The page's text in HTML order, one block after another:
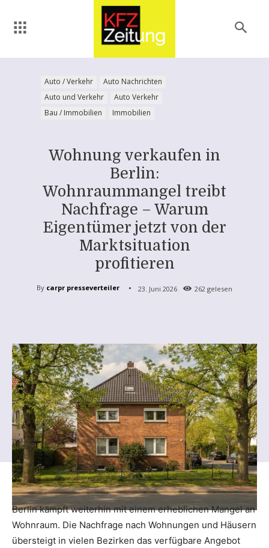
Auto / Verkehr
Auto Nachrichten
Auto und Verkehr
Auto Verkehr
Bau / Immobilien
Immobilien
Wohnung verkaufen in
Berlin:
Wohnraummangel treibt
Nachfrage – Warum
Eigentümer jetzt von der
Marktsituation
profitieren
By carpr presseverteiler 23. Juni 2026 262 gelesen
Berlin kämpft weiterhin mit einem erheblichen Mangel an
Wohnraum. Die Nachfrage nach Wohnungen und Häusern
übersteigt in vielen Bezirken das verfügbare Angebot